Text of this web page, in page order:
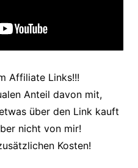
Affiliate Links!!!
Anteil davon mit,
über den Link kauft
nicht von mir!
Kosten!